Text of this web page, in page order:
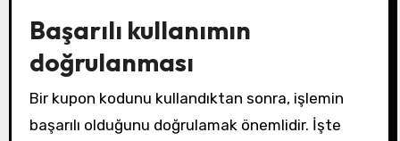
Başarılı kullanımın
doğrulanması
Bir kupon kodunu kullandıktan sonra, işlemin
başarılı olduğunu doğrulamak önemlidir. İşte